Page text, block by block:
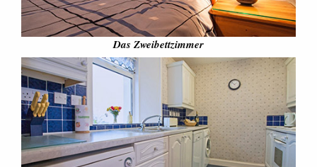
Das Zweibettzimmer